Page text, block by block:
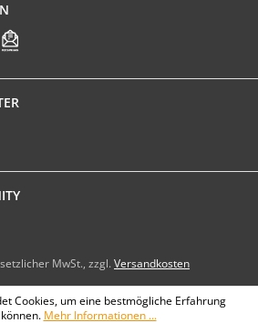
MwSt., zzgl. Versandkosten
Cookies, um eine bestmögliche Erfahrung
Mehr Informationen ...